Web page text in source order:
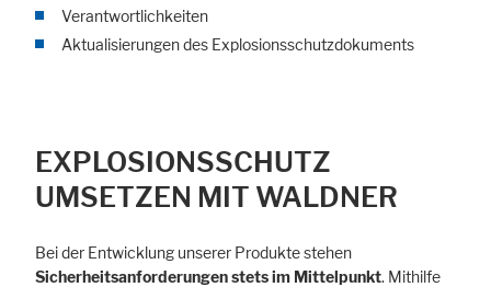
Verantwortlichkeiten
Aktualisierungen des Explosionsschutzdokuments
EXPLOSIONSSCHUTZ
UMSETZEN MIT WALDNER
Bei der Entwicklung unserer Produkte stehen
Sicherheitsanforderungen stets im Mittelpunkt. Mithilfe